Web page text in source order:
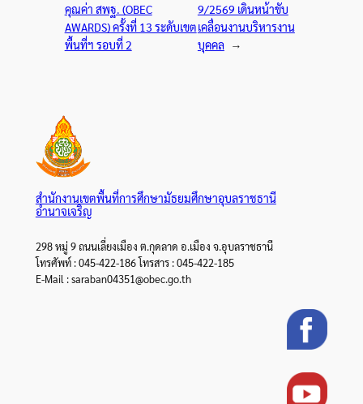
คุณค่า สพฐ. (OBEC
AWARDS) ครั้งที่ 13 ระดับเขต
พื้นที่ฯ รอบที่ 2
9/2569 เดินหน้าขับ
เคลื่อนงานบริหารงาน
บุคคล
→
สำนักงานเขตพื้นที่การศึกษามัธยมศึกษาอุบลราชธานี
อำนาจเจริญ
298 หมู่ 9 ถนนเลี่ยงเมือง ต.กุดลาด อ.เมือง จ.อุบลราชธานี
โทรศัพท์ : 045-422-186 โทรสาร : 045-422-185
E-Mail : saraban04351@obec.go.th